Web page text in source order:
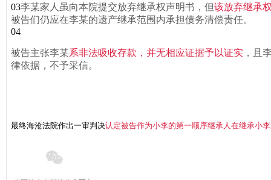
03李某家人虽向本院提交放弃继承权声明书，但该放弃继承
被告们仍应在李某的遗产继承范围内承担债务清偿责任。
04
被告主张李某系非法吸收存款，并无相应证据予以证实 ，且
律依据，不予采信。
最终海沧法院作出一审判决认定被告作为小李的第一顺序继承人在继承小